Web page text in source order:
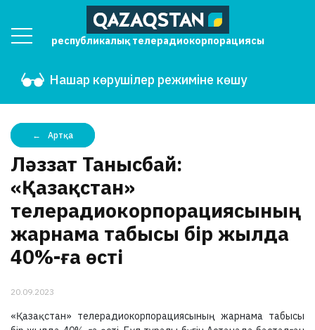
республикалық телерадиокорпорациясы
Нашар көрушілер режиміне көшу
Артқа
Ләззат Танысбай:
«Қазақстан»
телерадиокорпорациясының
жарнама табысы бір жылда
40%-ға өсті
20.09.2023
«Қазақстан» телерадиокорпорациясының жарнама табысы